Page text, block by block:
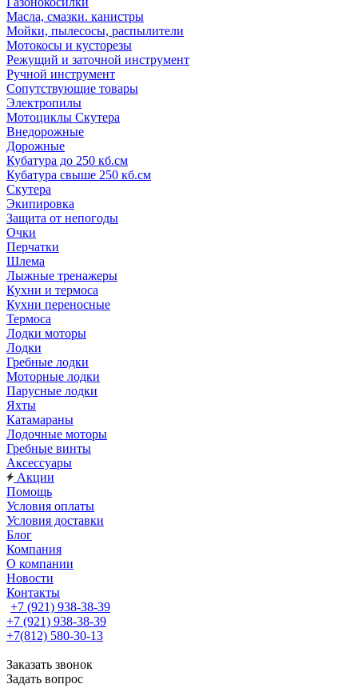
Масла, смазки. канистры
Мойки, пылесосы, распылители
Мотокосы и кусторезы
Режущий и заточной инструмент
Ручной инструмент
Сопутствующие товары
Электропилы
Мотоциклы Скутера
Внедорожные
Дорожные
Кубатура до 250 кб.см
Кубатура свыше 250 кб.см
Скутера
Экипировка
Защита от непогоды
Очки
Перчатки
Шлема
Лыжные тренажеры
Кухни и термоса
Кухни переносные
Термоса
Лодки моторы
Лодки
Гребные лодки
Моторные лодки
Парусные лодки
Яхты
Катамараны
Лодочные моторы
Гребные винты
Аксессуары
Акции
Помощь
Условия оплаты
Условия доставки
Блог
Компания
О компании
Новости
Контакты
+7 (921) 938-38-39
+7 (921) 938-38-39
+7(812) 580-30-13
Заказать звонок
Задать вопрос